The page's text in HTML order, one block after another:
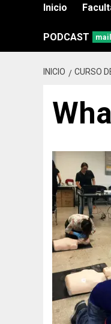
Inicio
PODCAST
INICIO CURSO